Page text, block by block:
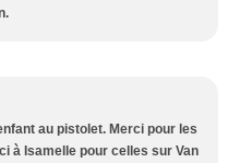
au pistolet. Merci pour les
à Isamelle pour celles sur Van